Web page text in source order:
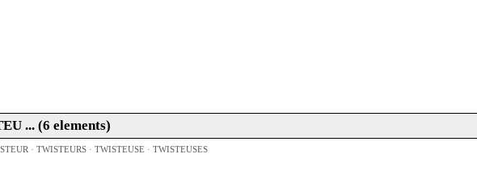
... (6 elements)
· TWISTEURS · TWISTEUSE · TWISTEUSES